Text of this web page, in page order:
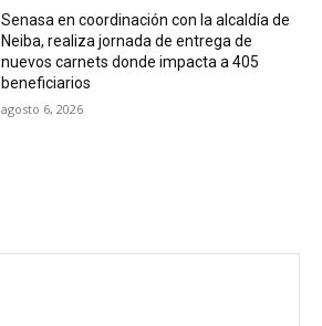
Senasa en coordinación con la alcaldía de
Neiba, realiza jornada de entrega de
nuevos carnets donde impacta a 405
beneficiarios
agosto 6, 2026